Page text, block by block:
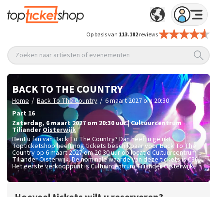
Op basis van 113.182reviews
Zoeken naar artiesten of evenementen
BACK TO THE COUNTRY
Home / Back To The Country / 6 maart 2027 om 20:30
Part 16
zaterdag, 6 maart 2027 om 20:30 uur|Cultuurcentrum
TilianderOisterwijk
Bent u fan van Back To The Country? Dan heeft u geluk!
Topticketshop heeft nog tickets beschikbaar voor Back To The
Country op 6 maart 2027 om 20:30 uur op locatie Cultuurcentrum
Tiliander Oisterwijk. De nominale waarde van deze tickets is€30,-.
Het eerste verkooppunt is Cultuurcentrum Tiliander Oisterwijk.